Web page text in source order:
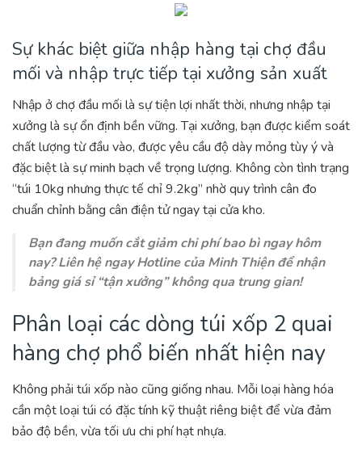
Sự khác biệt giữa nhập hàng tại chợ đầu
mối và nhập trực tiếp tại xưởng sản xuất
Nhập ở chợ đầu mối là sự tiện lợi nhất thời, nhưng nhập tại
xưởng là sự ổn định bền vững. Tại xưởng, bạn được kiểm soát
chất lượng từ đầu vào, được yêu cầu độ dày mỏng tùy ý và
đặc biệt là sự minh bạch về trọng lượng. Không còn tình trạng
“túi 10kg nhưng thực tế chỉ 9.2kg” nhờ quy trình cân đo
chuẩn chỉnh bằng cân điện tử ngay tại cửa kho.
Bạn đang muốn cắt giảm chi phí bao bì ngay hôm
nay? Liên hệ ngay Hotline của Minh Thiện để nhận
bảng giá sỉ “tận xưởng” không qua trung gian!
Phân loại các dòng túi xốp 2 quai
hàng chợ phổ biến nhất hiện nay
Không phải túi xốp nào cũng giống nhau. Mỗi loại hàng hóa
cần một loại túi có đặc tính kỹ thuật riêng biệt để vừa đảm
bảo độ bền, vừa tối ưu chi phí hạt nhựa.